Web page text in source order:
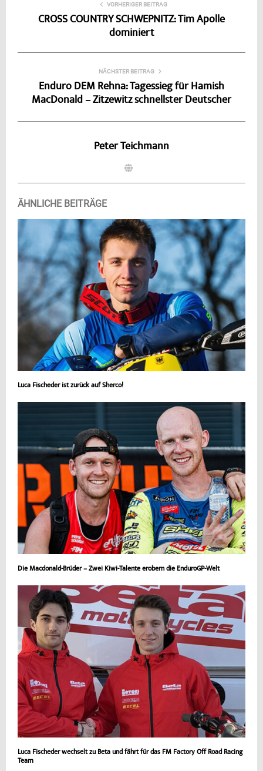
VORHERIGER BEITRAG
CROSS COUNTRY SCHWEPNITZ: Tim Apolle
dominiert
NÄCHSTER BEITRAG
Enduro DEM Rehna: Tagessieg für Hamish
MacDonald – Zitzewitz schnellster Deutscher
Peter Teichmann
ÄHNLICHE BEITRÄGE
Luca Fischeder ist zurück auf Sherco!
Die Macdonald-Brüder – Zwei Kiwi-Talente erobern die EnduroGP-Welt
Luca Fischeder wechselt zu Beta und fährt für das FM Factory Off Road Racing
Team